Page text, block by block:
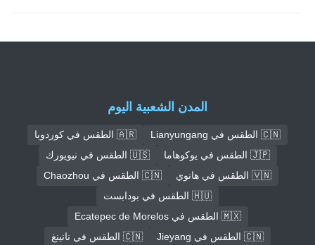
المدن الشعبية اليوم
🇨🇳 الطقس في Lianyungang
🇦🇷 الطقس في كوردوبا
🇯🇵 الطقس في يوكوهاما
🇺🇸 الطقس في نيويورك
🇻🇳 الطقس في هانوي
🇨🇳 الطقس في Chaozhou
🇭🇺 الطقس في بودابست
🇲🇽 الطقس في Ecatepec de Morelos
🇨🇳 الطقس في Jieyang
🇨🇳 الطقس في نانينغ